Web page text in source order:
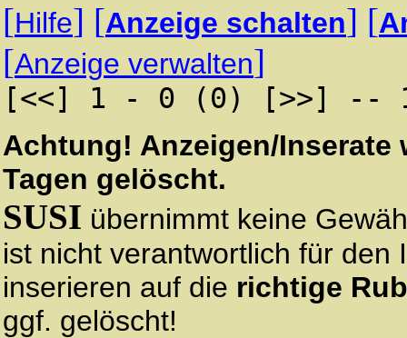
[Hilfe] [Anzeige schalten] [
[Anzeige verwalten]
[<<] 1 - 0 (0) [>>] --
Achtung! Anzeigen/Inserate
Tagen gelöscht.
SUSI übernimmt keine
ist nicht verantwortlich für
inserieren auf die richtige
ggf. gelöscht!